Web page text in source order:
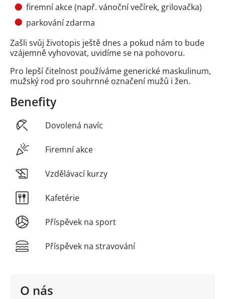
O nás
firemní akce (např. vánoční večírek, grilovačka)
parkování zdarma
Zašli svůj životopis ještě dnes a pokud nám to bude
vzájemně vyhovovat, uvidíme se na pohovoru.
Pro lepší čitelnost používáme generické maskulinum,
mužský rod pro souhrnné označení mužů i žen.
Benefity
Dovolená navíc
Firemní akce
Vzdělávací kurzy
Kafetérie
Příspěvek na sport
Příspěvek na stravování